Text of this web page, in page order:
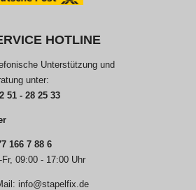
HOTLINE
Unterstützung und
unter:
51 - 28 25 33
166 7 88 6
Fr, 09:00 - 17:00 Uhr
info@stapelfix.de